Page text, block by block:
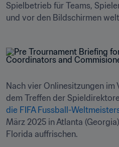
Spielbetrieb für Teams,
und vor den Bildschirmen
Nach vier Onlinesitzungen im
dem Treffen der
die FIFA Fussball-
März 2025 in Atlanta
Florida auffrischen.